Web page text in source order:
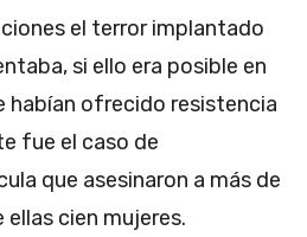
el terror implantado
si ello era posible en
habían ofrecido resistencia
fue el caso de
que asesinaron a más de
cien mujeres.